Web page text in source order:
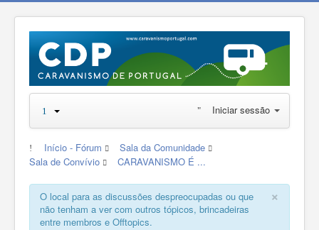
Iniciar sessão
Início - Fórum
Sala da Comunidade
Sala de Convívio
CARAVANISMO É ...
×
O local para as discussões despreocupadas ou que
não tenham a ver com outros tópicos, brincadeiras
entre membros e Offtopics.